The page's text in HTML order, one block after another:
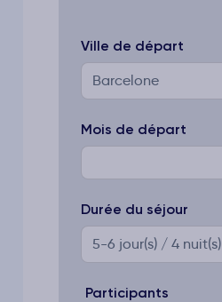
Ville de départ
Barcelone
Mois de départ
Durée du séjour
5-6 jour(s) / 4 nuit(s)
Participants